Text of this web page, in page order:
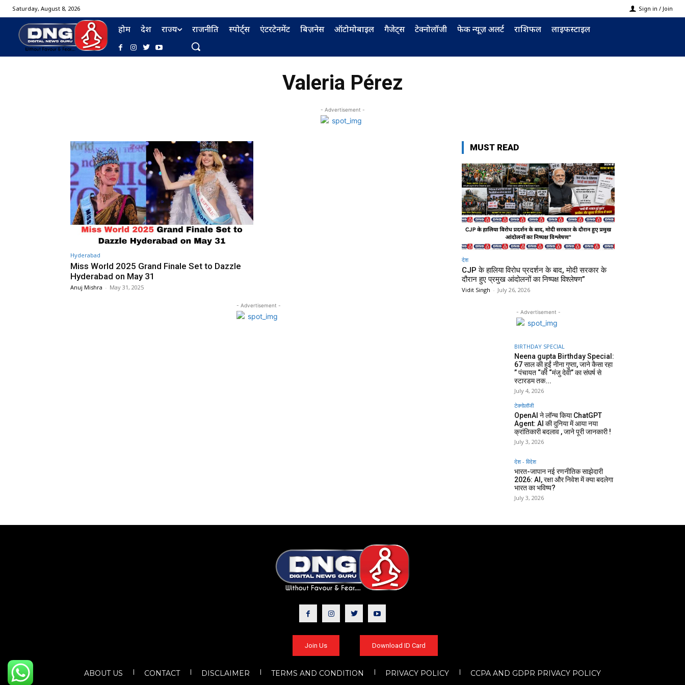
Saturday, August 8, 2026 Sign in / Join
होम देश राज्य राजनीति स्पोर्ट्स एंटरटेनमेंट बिज़नेस ऑटोमोबाइल गैजेट्स टेक्नोलॉजी फेक न्यूज़ अलर्ट राशिफल लाइफस्टाइल
Valeria Pérez
- Advertisement -
Hyderabad
Miss World 2025 Grand Finale Set to Dazzle
Hyderabad on May 31
Anuj Mishra - May 31, 2025
- Advertisement -
MUST READ
देश
CJP के हालिया विरोध प्रदर्शन के बाद, मोदी सरकार के
दौरान हुए प्रमुख आंदोलनों का निष्पक्ष विश्लेषण”
Vidit Singh - July 26, 2026
- Advertisement -
BIRTHDAY SPECIAL
Neena gupta Birthday Special:
67 साल की हुईं नीना गुप्ता, जाने कैसा रहा
” पंचायत “की “मंजु देवी” का संघर्ष से
स्टारडम तक...
July 4, 2026
टेक्नोलॉजी
OpenAI ने लॉन्च किया ChatGPT
Agent: AI की दुनिया में आया नया
क्रांतिकारी बदलाव , जाने पूरी जानकारी !
July 3, 2026
देश - विदेश
भारत-जापान नई रणनीतिक साझेदारी
2026: AI, रक्षा और निवेश में क्या बदलेगा
भारत का भविष्य?
July 3, 2026
Join Us Download ID Card
ABOUT US CONTACT DISCLAIMER TERMS AND CONDITION PRIVACY POLICY CCPA AND GDPR PRIVACY POLICY